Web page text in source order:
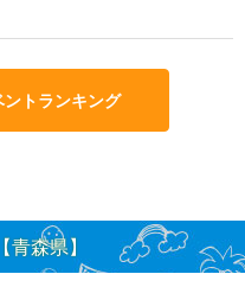
トランキング
森県】